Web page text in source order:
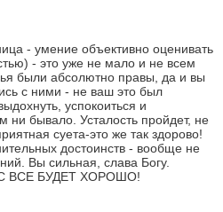
- умение объективно оценивать
- это уже не мало и не всем
были абсолютно правы, да и вы
с ними - не ваш это был
успокоиться и
ни бывало. Усталость пройдет, не
суета-это же так здорово!
достоинств - вообще не
Вы сильная, слава Богу.
ВСЕ БУДЕТ ХОРОШО!